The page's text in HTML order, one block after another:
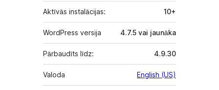
Aktīvās instalācijas: 10+
WordPress versija 4.7.5 vai jaunāka
Pārbaudīts līdz: 4.9.30
Valoda English (US)